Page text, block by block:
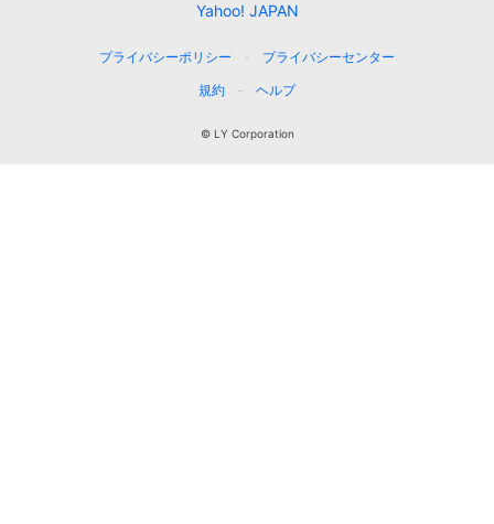
Yahoo! JAPAN
プライバシーポリシー
プライバシーセンター
規約
ヘルプ
© LY Corporation